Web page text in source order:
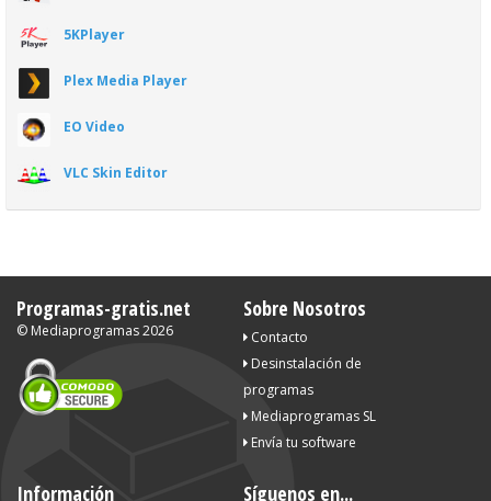
5KPlayer
Plex Media Player
EO Video
VLC Skin Editor
Programas-gratis.net
© Mediaprogramas2026
Sobre Nosotros
Contacto
Desinstalación de
programas
Mediaprogramas SL
Envía tu software
Información Síguenos en...